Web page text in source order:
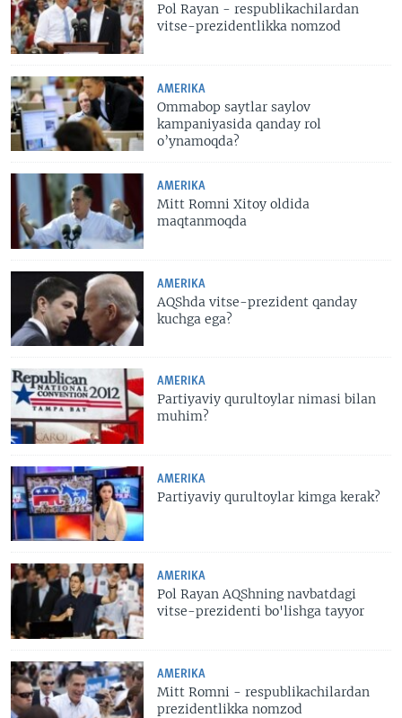
Pol Rayan - respublikachilardan
vitse-prezidentlikka nomzod
AMERIKA
Ommabop saytlar saylov
kampaniyasida qanday rol
o’ynamoqda?
AMERIKA
Mitt Romni Xitoy oldida
maqtanmoqda
AMERIKA
AQShda vitse-prezident qanday
kuchga ega?
AMERIKA
Partiyaviy qurultoylar nimasi bilan
muhim?
AMERIKA
Partiyaviy qurultoylar kimga kerak?
AMERIKA
Pol Rayan AQShning navbatdagi
vitse-prezidenti bo'lishga tayyor
AMERIKA
Mitt Romni - respublikachilardan
prezidentlikka nomzod